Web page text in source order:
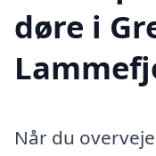
døre i
Når du